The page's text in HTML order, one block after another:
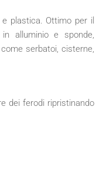
plastica. Ottimo per il
alluminio e sponde,
serbatoi, cisterne,
dei ferodi ripristinando